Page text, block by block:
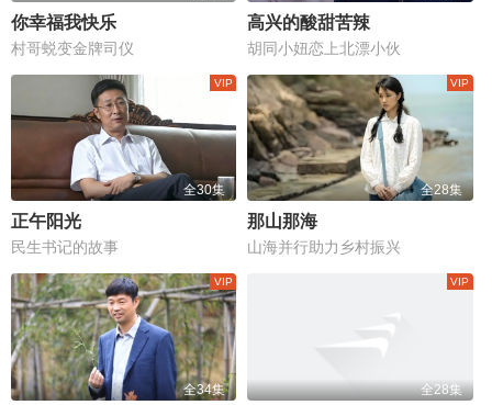
你幸福我快乐
村哥蜕变金牌司仪
高兴的酸甜苦辣
胡同小妞恋上北漂小伙
全30集
正午阳光
民生书记的故事
全28集
那山那海
山海并行助力乡村振兴
全34集 全28集